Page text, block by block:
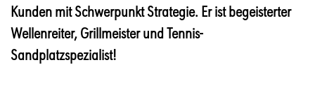
Kunden mit Schwerpunkt Strategie. Er ist begeisterter
Wellenreiter, Grillmeister und Tennis-
Sandplatzspezialist!